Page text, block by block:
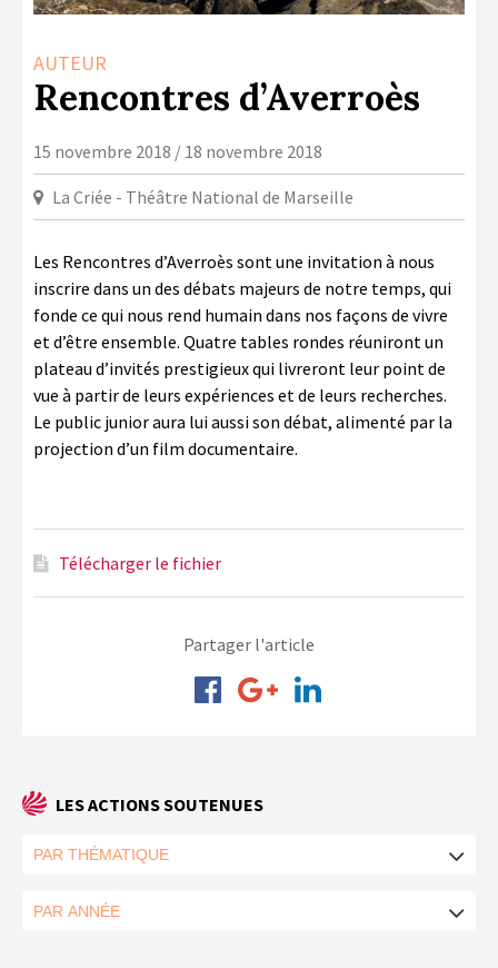
CONTACTS
AUTEUR
Rencontres d’Averroès
15 novembre 2018 / 18 novembre 2018
La Criée - Théâtre National de Marseille
Les Rencontres d’Averroès sont une invitation à nous
inscrire dans un des débats majeurs de notre temps, qui
fonde ce qui nous rend humain dans nos façons de vivre
et d’être ensemble. Quatre tables rondes réuniront un
plateau d’invités prestigieux qui livreront leur point de
vue à partir de leurs expériences et de leurs recherches.
Le public junior aura lui aussi son débat, alimenté par la
projection d’un film documentaire.
Télécharger le fichier
Partager l'article
LES ACTIONS SOUTENUES